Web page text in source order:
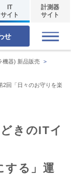
IT
サイト
計測器
サイト
せ
機器) 新品販売 >
2回「日々のお守りを楽
きのITイ
する」運